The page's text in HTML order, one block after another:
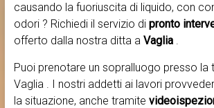
causando la fuoriuscita di liquido, con
odori ? Richiedi il servizio di pronto
offerto dalla nostra ditta a Vaglia .
Puoi prenotare un sopralluogo presso la
Vaglia . I nostri addetti ai lavori
la situazione, anche tramite